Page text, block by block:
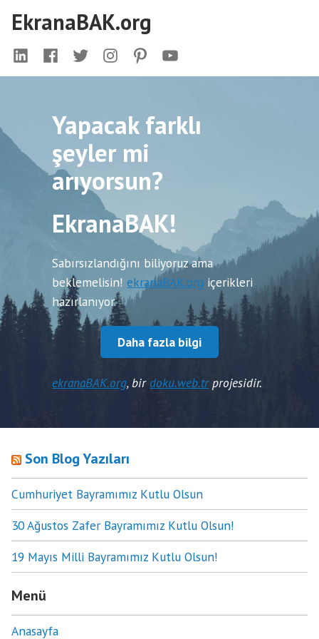
atlaEkranaBAK.org
LinkedInFacebookTwitterInstagramPinterestYouTube
Yapacak farklı
şeyler mi
arıyorsun?
EkranaBAK!
Sabırsızlandığını biliyoruz ama
beklemelisin!ekranaBAK.org içerikleri
hazırlanıyor.
Daha fazla bilgi
ekranaBAK.org, bir doku.web.trprojesidir.
Son Blog Yazıları
Cumhuriyet Bayramımız Kutlu Olsun
30 Ağustos Zafer Bayramımız Kutlu Olsun!
19 Mayıs Milli Bayramımız Kutlu Olsun!
Menü
Anasayfa